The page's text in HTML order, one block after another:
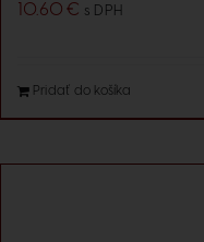
10.60€ s DPH
Pridať do košíka